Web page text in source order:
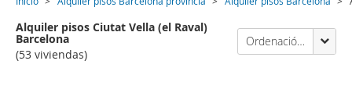
Alquiler pisos Ciutat Vella (el Raval)
Barcelona
(53 viviendas)
Ordenación Enalquiler